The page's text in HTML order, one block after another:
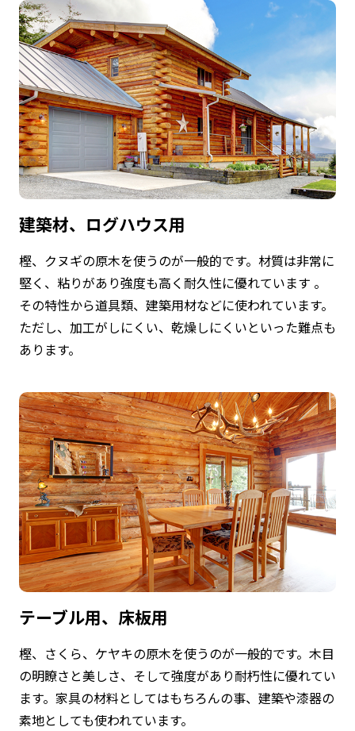
建築材、ログハウス用
樫、クヌギの原木を使うのが一般的です。材質は非常に
堅く、粘りがあり強度も高く耐久性に優れています 。
その特性から道具類、建築用材などに使われています。
ただし、加工がしにくい、乾燥しにくいといった難点も
あります。
テーブル用、床板用
樫、さくら、ケヤキの原木を使うのが一般的です。木目
の明瞭さと美しさ、そして強度があり耐朽性に優れてい
ます。家具の材料としてはもちろんの事、建築や漆器の
素地としても使われています。